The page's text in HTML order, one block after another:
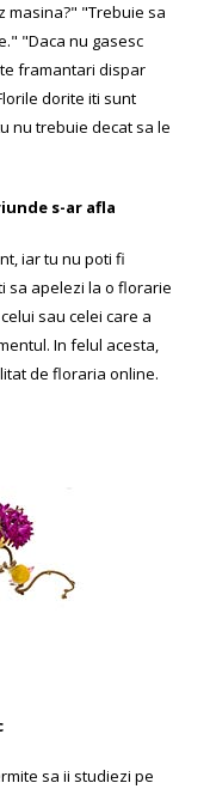
"Trebuie sa
"Daca nu gasesc
framantari dispar
dorite iti sunt
nu trebuie decat sa le
s-ar afla
iar tu nu poti fi
sa apelezi la o florarie
sau celei care a
In felul acesta,
de floraria online.
sa ii studiezi pe